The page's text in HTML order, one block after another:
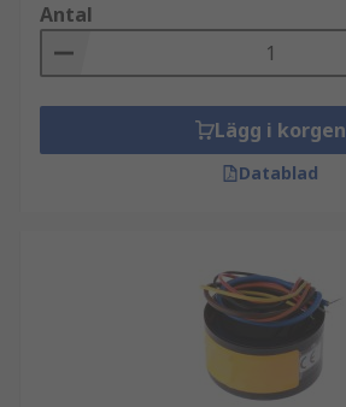
Antal
Lägg i korgen
Datablad